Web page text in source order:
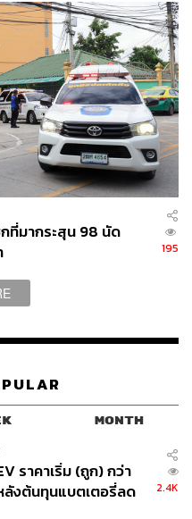
ที่มากระสุน 98 นัด
195
MONTH
ราคาเริ่ม (ถูก) กว่า
ลังต้นทุนแบตเตอรี่ลด
2.4K